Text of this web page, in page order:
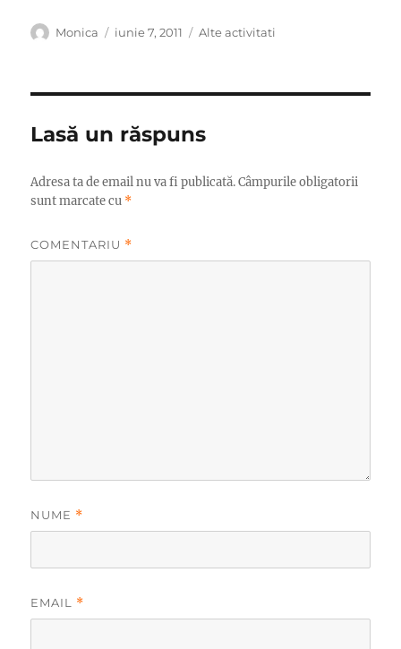
Autor
Monica
Publicat
iunie 7, 2011 Categorii
Alte activitati
Lasă un răspuns
Adresa ta de email nu va fi publicată. Câmpurile obligatorii
sunt marcate cu *
COMENTARIU *
NUME *
EMAIL *